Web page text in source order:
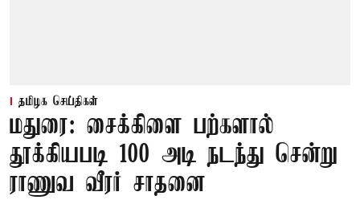
தமிழக செய்திகள்
மதுரை: சைக்கிளை பற்களால்
தூக்கியபடி 100 அடி நடந்து சென்று
ராணுவ வீரர் சாதனை